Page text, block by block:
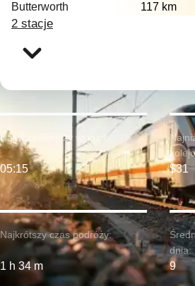
Butterworth 117 km
2 stacje
Najkrótszy czas podróży:
1 h 34 m
Najwcześniejszy wyjazd:
05:15 $31
dnia:
9